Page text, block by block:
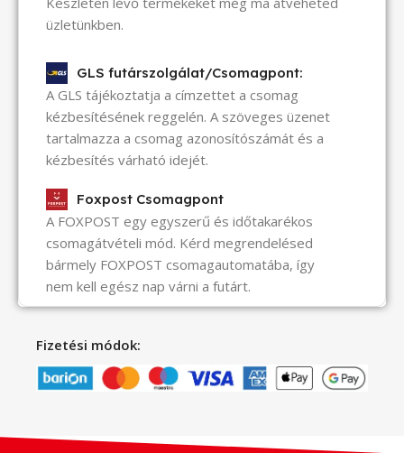
üzletünkben.
GLS futárszolgálat/Csomagpont:
A GLS tájékoztatja a címzettet a csomag
kézbesítésének reggelén. A szöveges üzenet
tartalmazza a csomag azonosítószámát és a
kézbesítés várható idejét.
Foxpost Csomagpont
A FOXPOST egy egyszerű és időtakarékos
csomagátvételi mód. Kérd megrendelésed
bármely FOXPOST csomagautomatába, így
nem kell egész nap várni a futárt.
Fizetési módok: